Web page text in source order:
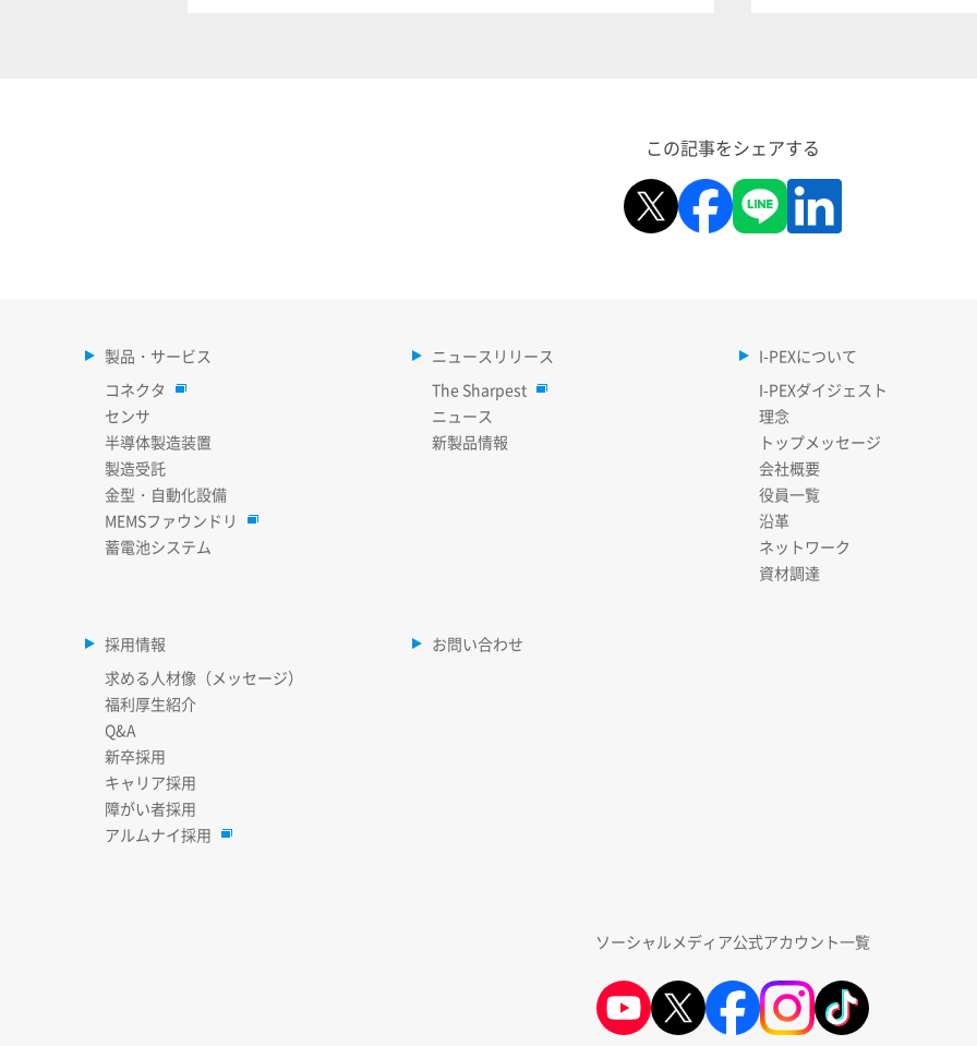
この記事をシェアする
製品・サービス
コネクタ
センサ
半導体製造装置
製造受託
金型・自動化設備
MEMSファウンドリ
蓄電池システム
ニュースリリース
The Sharpest
ニュース
新製品情報
I-PEXについて
I-PEXダイジェスト
理念
トップメッセージ
会社概要
役員一覧
沿革
ネットワーク
資材調達
採用情報
求める人材像（メッセージ）
福利厚生紹介
Q&A
新卒採用
キャリア採用
障がい者採用
アルムナイ採用
お問い合わせ
ソーシャルメディア公式アカウント一覧